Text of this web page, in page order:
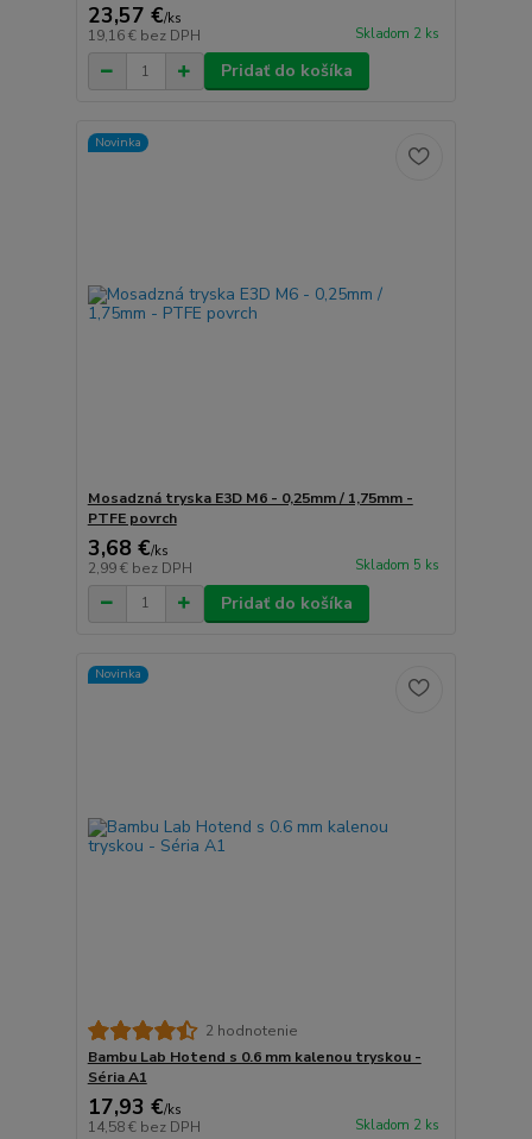
23,57 €/ks
19,16 € bez DPH Skladom 2 ks
Pridať do košíka
Novinka
Mosadzná tryska E3D M6 - 0,25mm / 1,75mm -
PTFE povrch
3,68 €/ks
2,99 € bez DPH Skladom 5 ks
Pridať do košíka
Novinka
2 hodnotenie
Bambu Lab Hotend s 0.6 mm kalenou tryskou -
Séria A1
17,93 €/ks
14,58 € bez DPH Skladom 2 ks